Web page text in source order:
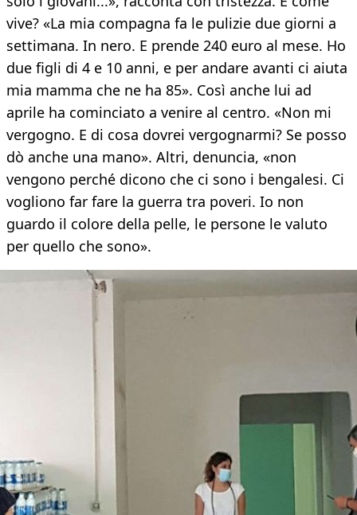
vive? «La mia compagna fa le pulizie due giorni a
settimana. In nero. E prende 240 euro al mese. Ho
due figli di 4 e 10 anni, e per andare avanti ci aiuta
mia mamma che ne ha 85». Così anche lui ad
aprile ha cominciato a venire al centro. «Non mi
vergogno. E di cosa dovrei vergognarmi? Se posso
dò anche una mano». Altri, denuncia, «non
vengono perché dicono che ci sono i bengalesi. Ci
vogliono far fare la guerra tra poveri. Io non
guardo il colore della pelle, le persone le valuto
per quello che sono».